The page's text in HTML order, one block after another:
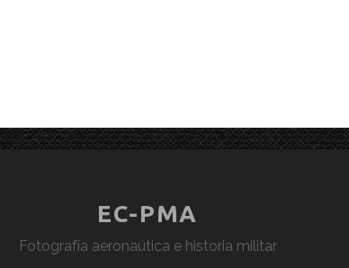
EC-PMA
Fotografía aeronaútica e historia militar